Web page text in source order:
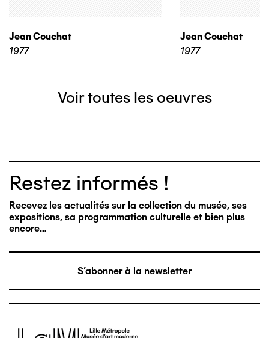
Jean Couchat
1977
Jean Couchat
1977
Voir toutes les oeuvres
Restez informés !
Recevez les actualités sur la collection du musée, ses
expositions, sa programmation culturelle et bien plus
encore…
S'abonner à la newsletter
Image